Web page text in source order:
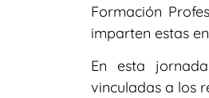
Formación
imparten estas
En esta
vinculadas a los